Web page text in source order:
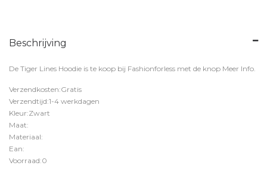
Beschrijving
De Tiger Lines Hoodie is te koop bij Fashionforless met de knop Meer Info.
Verzendkosten:Gratis
Verzendtijd:1-4 werkdagen
Kleur:Zwart
Maat:
Materiaal:
Ean:
Voorraad:0